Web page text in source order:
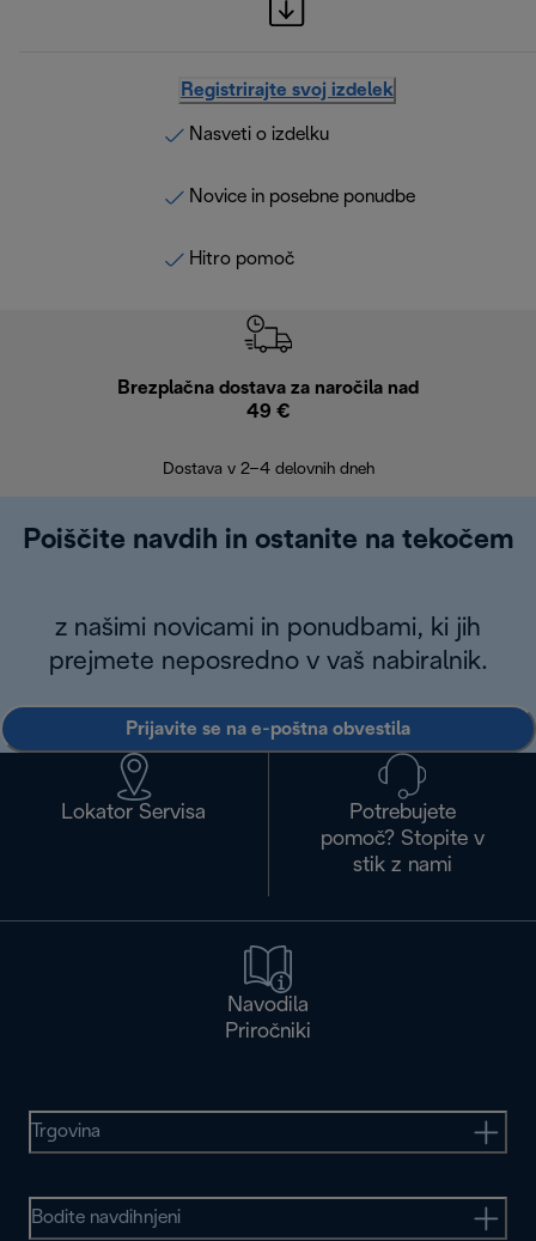
Registrirajte svoj izdelek
Nasveti o izdelku
Novice in posebne ponudbe
Hitro pomoč
Brezplačna dostava za naročila nad
49 €
Dostava v 2–4 delovnih dneh
Poiščite navdih in ostanite na tekočem
z našimi novicami in ponudbami, ki jih
prejmete neposredno v vaš nabiralnik.
Prijavite se na e-poštna obvestila
Lokator Servisa
Potrebujete
pomoč? Stopite v
stik z nami
Navodila
Priročniki
Trgovina
Bodite navdihnjeni